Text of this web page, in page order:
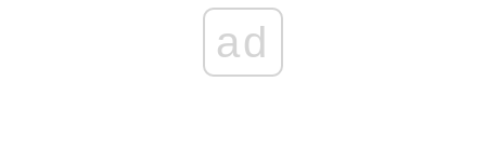
ad